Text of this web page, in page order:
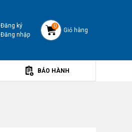
Đăng ký
Đăng nhập
0
Giỏ hàng
BẢO HÀNH